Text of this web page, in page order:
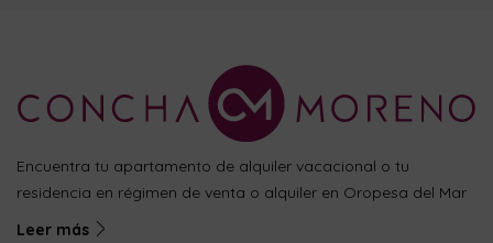
Encuentra tu apartamento de alquiler vacacional o tu
residencia en régimen de venta o alquiler en Oropesa del Mar
Leer más